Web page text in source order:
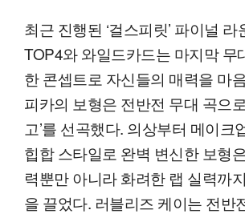
최근 진행된 ‘걸스피릿’ 파이널
TOP4와 와일드카드는 마지막 무
한 콘셉트로 자신들의 매력을 마
피카의 보형은 전반전 무대 곡으
고’를 선곡했다. 의상부터 메이크
힙합 스타일로 완벽 변신한 보형
력뿐만 아니라 화려한 랩 실력까
을 끌었다. 러블리즈 케이는 전반